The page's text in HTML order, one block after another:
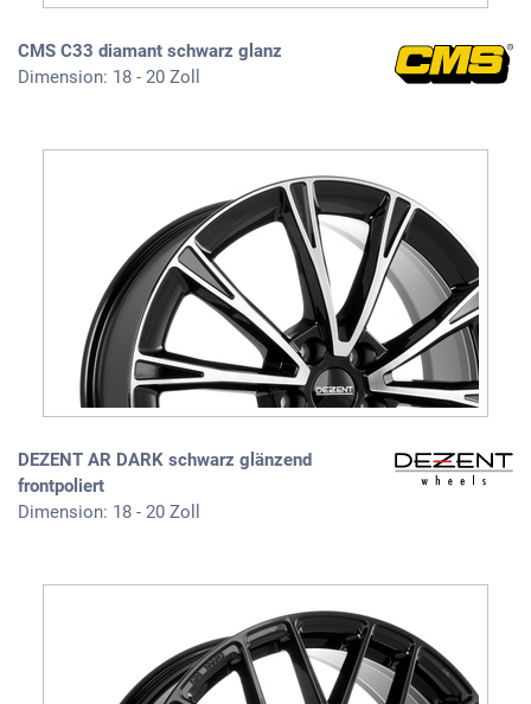
CMS C33 diamant schwarz glanz
Dimension: 18 - 20 Zoll
DEZENT AR DARK schwarz glänzend
frontpoliert
Dimension: 18 - 20 Zoll